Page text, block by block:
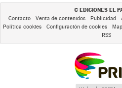
© EDICIONES EL
Contacto Venta de contenidos Publicidad
Política cookies
Configuración de cookies
RSS